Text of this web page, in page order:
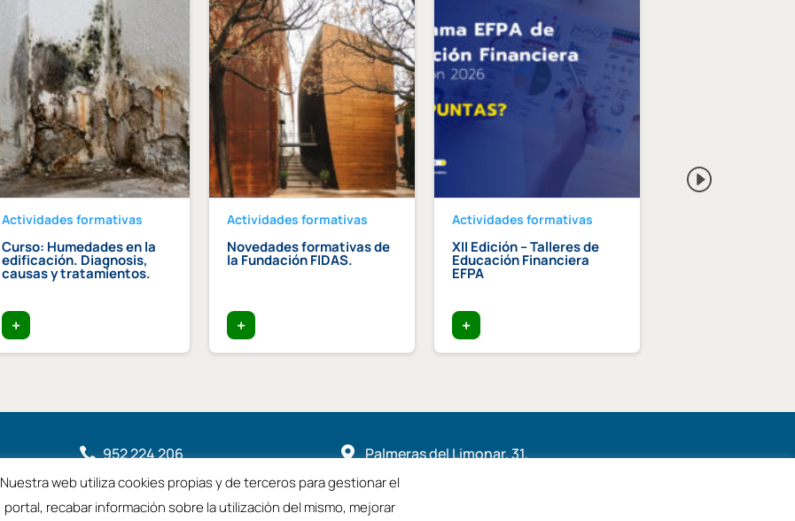
Actividades formativas
Curso: Humedades en la
edificación. Diagnosis,
causas y tratamientos.
+
Actividades formativas
Novedades formativas de
la Fundación FIDAS.
+
Actividades formativas
XII Edición – Talleres de
Educación Financiera
EFPA
+
 952 224 206
 coamalaga@coamalaga.es
 Palmeras del Limonar, 31,
29016, Málaga
Nuestra web utiliza cookies propias y de terceros para gestionar el
portal, recabar información sobre la utilización del mismo, mejorar